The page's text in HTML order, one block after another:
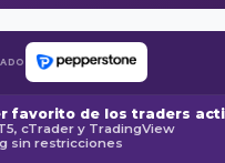
favorito de los traders
cTrader y TradingView
sin restricciones